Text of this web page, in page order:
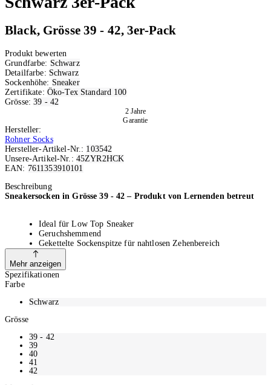
Black, Grösse 39 - 42, 3er-Pack
Produkt bewerten
Grundfarbe: Schwarz
Detailfarbe: Schwarz
Sockenhöhe: Sneaker
Zertifikate: Öko-Tex Standard 100
Grösse:39 - 42
2 Jahre
Garantie
Hersteller:
Rohner Socks
Hersteller-Artikel-Nr.: 103542
Unsere-Artikel-Nr.: 45ZYR2HCK
EAN: 7611353910101
Beschreibung
Sneakersocken in Grösse 39 - 42 – Produkt von Lernenden betreut
Ideal für Low Top Sneaker
Geruchshemmend
Gekettelte Sockenspitze für nahtlosen Zehenbereich
Material: Baumwolle, Polyamid, Elasthan
Nicht bügeln, bleichen oder im Tumbler trocknen
Rohner Basic
Rohner Basic ist die Einstiegsproduktlinie von Rohner Socks. Diese
Multipack erhältlich. Alle Basic Artikel haben gekettelte
Spitzenschliessungen und einen Komfortbund.
Rohner Socks hochwertige Socken seit 1930
Mehr anzeigen
Spezifikationen
Farbe
Schwarz
Grösse
39 - 42
39
40
41
42